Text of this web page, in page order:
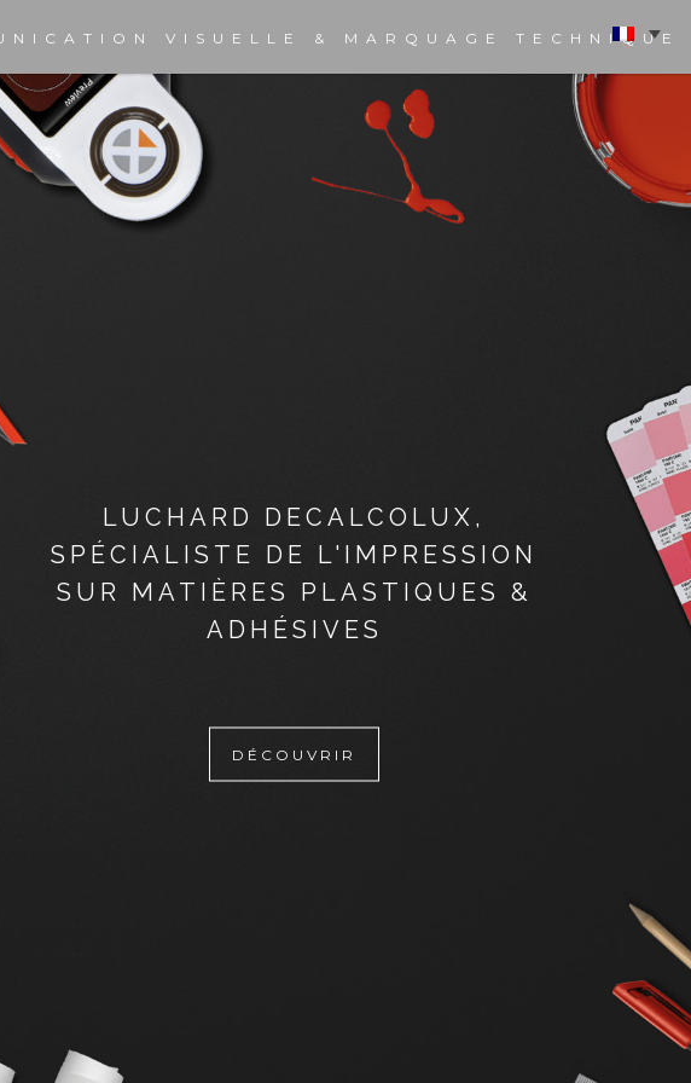
VISUELLE & MARQUAGE TECHNIQUE
LUCHARD DECALCOLUX,
SPÉCIALISTE DE L'IMPRESSION
SUR MATIÈRES PLASTIQUES &
ADHÉSIVES
DÉCOUVRIR